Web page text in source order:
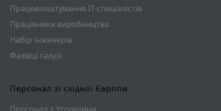
Працевлаштування ІТ-спеціалістів
Працівники виробництва
Набір інженерів
Фахівці галузі
Персонал зі східної Європи